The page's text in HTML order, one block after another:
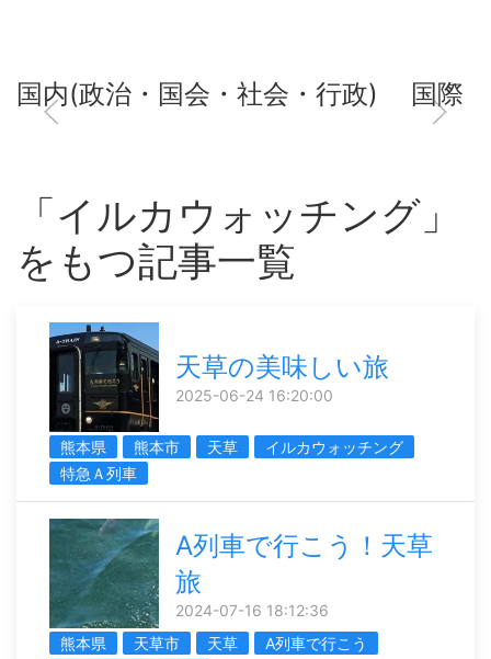
国内(政治・国会・社会・行政) 国際
「イルカウォッチング」
をもつ記事一覧
天草の美味しい旅
2025-06-24 16:20:00
熊本県 熊本市 天草
イルカウォッチング
特急Ａ列車
A列車で行こう！天草
旅
2024-07-16 18:12:36
熊本県
天草市 天草
A列車で行こう